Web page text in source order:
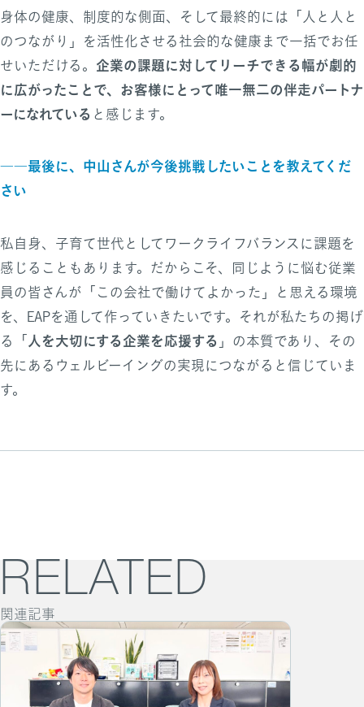
身体の健康、制度的な側面、そして最終的には「人と人と
のつながり」を活性化させる社会的な健康まで一括でお任
せいただける。 企業の課題に対してリーチできる幅が劇的
に広がったことで、お客様にとって唯一無二の伴走パートナ
ーになれている と感じます。
――最後に、中山さんが今後挑戦したいことを教えてくだ
さい
私自身、子育て世代としてワークライフバランスに課題を
感じることもあります。だからこそ、同じように悩む従業
員の皆さんが「この会社で働けてよかった」と思える環境
を、EAPを通して作っていきたいです。それが私たちの掲げ
る「人を大切にする企業を応援する 」の本質であり、その
先にあるウェルビーイングの実現につながると信じていま
す。
RELATED
関連記事